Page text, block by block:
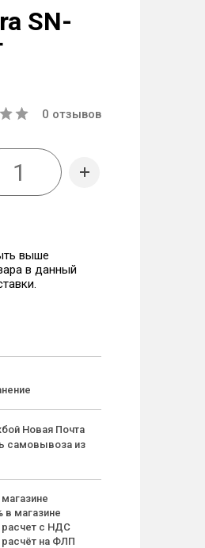
SN-
0 отзывов
выше
в данный
Новая Почта
самовывоза из
в магазине
расчет с НДС
на ФЛП